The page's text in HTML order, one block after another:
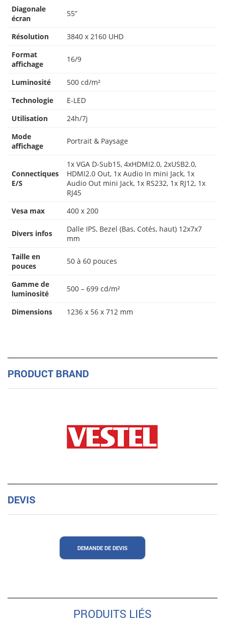
Diagonale
écran
55”
Résolution
3840 x 2160 UHD
Format
affichage
16/9
Luminosité
500 cd/m²
Technologie
E-LED
Utilisation
24h/7j
Mode
affichage
Portrait & Paysage
Connectiques
E/S
1x VGA D-Sub15, 4xHDMI2.0, 2xUSB2.0,
HDMI2.0 Out, 1x Audio In mini Jack, 1x
Audio Out mini Jack, 1x RS232, 1x RJ12, 1x
RJ45
Vesa max
400 x 200
Divers infos
Dalle IPS, Bezel (Bas, Cotés, haut) 12x7x7
mm
Taille en
pouces
50 à 60 pouces
Gamme de
luminosité
500 – 699 cd/m²
Dimensions 1236 x 56 x 712 mm
PRODUCT BRAND
DEVIS
DEMANDE DE DEVIS
PRODUITS LIÉS